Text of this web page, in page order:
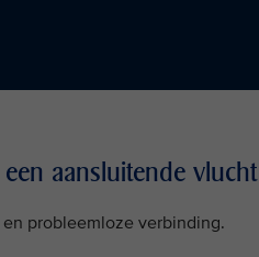
aansluitende
probleemloze verbinding.